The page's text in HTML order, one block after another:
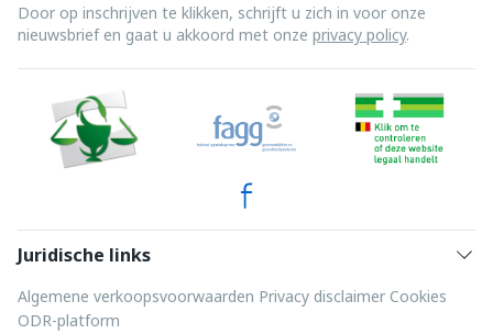
Door op inschrijven te klikken, schrijft u zich in voor onze
nieuwsbrief en gaat u akkoord met onze privacy policy.
Juridische links
Algemene verkoopsvoorwaarden Privacy disclaimer Cookies
ODR-platform